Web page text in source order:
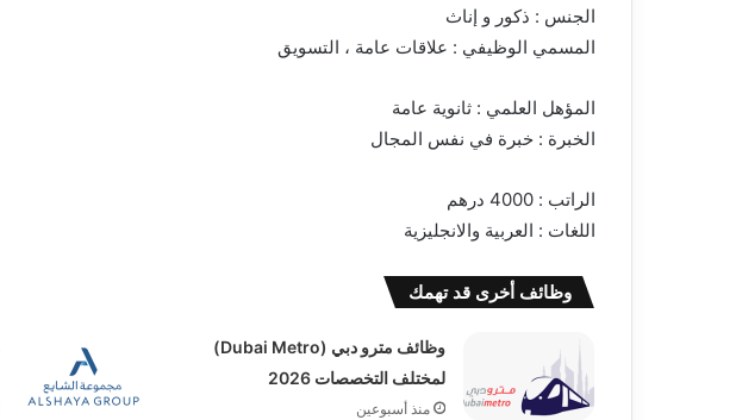
الجنس : ذكور و إناث
المسمي الوظيفي : علاقات عامة ، التسويق
المؤهل العلمي : ‏ثانوية عامة
الخبرة : خبرة في نفس المجال
الراتب : 4000 درهم
اللغات : العربية والانجليزية
وظائف أخرى قد تهمك
وظائف مترو دبي (Dubai Metro)
لمختلف التخصصات 2026
منذ أسبوعين